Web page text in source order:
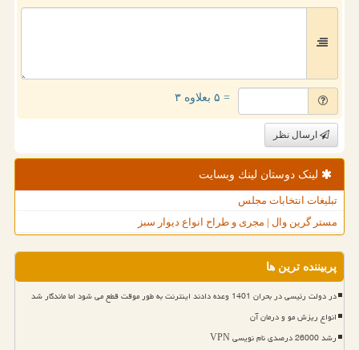
= ۵ بعلاوه ۳
ارسال نظر
لینک دوستان لینك وبسایت
تبلیغات انتخابات مجلس
مستر گرین وال | مجری و طراح انواع دیوار سبز
پربیننده ترین ها
در دولت رئیسی در بحران 1401 وعده دادند اینترنت به طور موقت قطع می شود اما ماندگار شد
انواع ریزش مو و درمان آن
رشد 26000 درصدی نام نویسی VPN